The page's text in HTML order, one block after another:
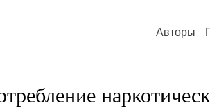
Авторы